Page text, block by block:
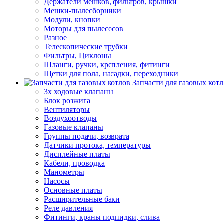
Держатели мешков, фильтров, крышки
Мешки-пылесборники
Модули, кнопки
Моторы для пылесосов
Разное
Телескопические трубки
Фильтры, Циклоны
Шланги, ручки, крепления, фитинги
Щетки для пола, насадки, переходники
Запчасти для газовых
3х ходовые клапаны
Блок розжига
Вентиляторы
Воздухоотводы
Газовые клапаны
Группы подачи, возврата
Датчики протока, температуры
Дисплейные платы
Кабели, проводка
Манометры
Насосы
Основные платы
Расширительные баки
Реле давления
Фитинги, краны подпидки, слива